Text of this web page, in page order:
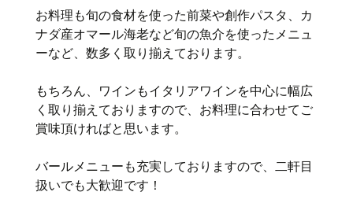
お料理も旬の食材を使った前菜や創作パスタ、カ
ナダ産オマール海老など旬の魚介を使ったメニュ
ーなど、数多く取り揃えております。
もちろん、ワインもイタリアワインを中心に幅広
く取り揃えておりますので、お料理に合わせてご
賞味頂ければと思います。
バールメニューも充実しておりますので、二軒目
扱いでも大歓迎です！